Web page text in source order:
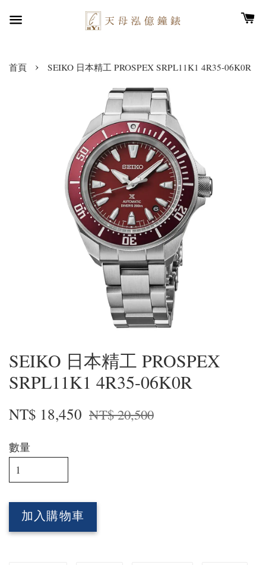
首頁 › SEIKO 日本精工 PROSPEX SRPL11K1 4R35-06K0R
SEIKO 日本精工 PROSPEX
SRPL11K1 4R35-06K0R
NT$ 18,450 NT$ 20,500
數量
加入購物車